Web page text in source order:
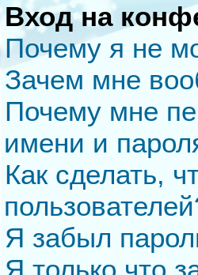
Вход на
Почему я не
Зачем мне
Почему мне
имени и
Как сделать,
Я забыл